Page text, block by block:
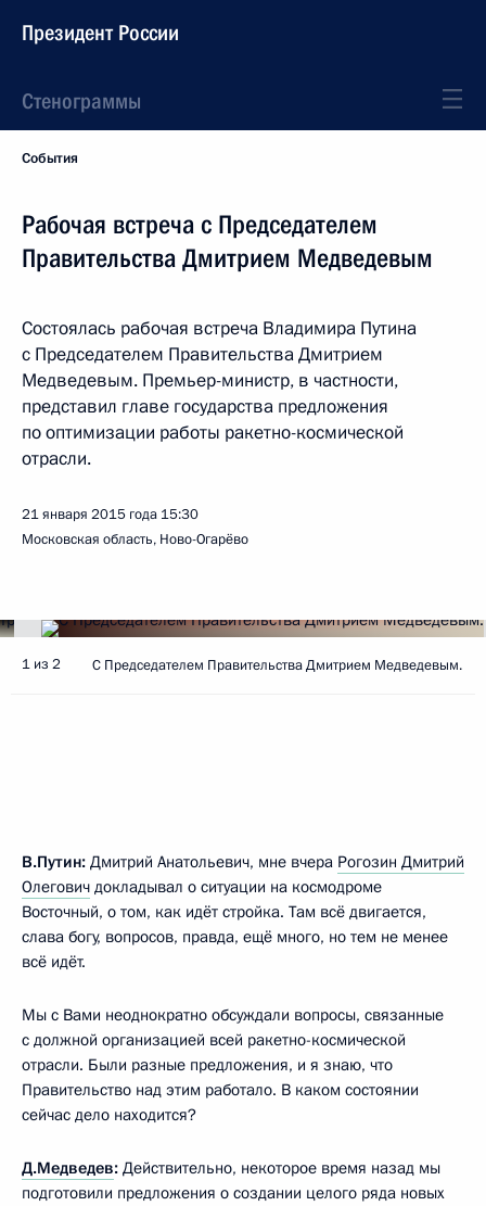
Президент России
Стенограммы
События
Рабочая встреча с Председателем
Правительства Дмитрием Медведевым
Состоялась рабочая встреча Владимира Путина
с Председателем Правительства Дмитрием
Медведевым. Премьер-министр, в частности,
представил главе государства предложения
по оптимизации работы ракетно-космической
отрасли.
21 января 2015 года 15:30
Московская область, Ново-Огарёво
1 из 2 С Председателем Правительства Дмитрием Медведевым.
В.Путин: Дмитрий Анатольевич, мне вчера Рогозин Дмитрий
Олегович докладывал о ситуации на космодроме
Восточный, о том, как идёт стройка. Там всё двигается,
слава богу, вопросов, правда, ещё много, но тем не менее
всё идёт.
Мы с Вами неоднократно обсуждали вопросы, связанные
с должной организацией всей ракетно-космической
отрасли. Были разные предложения, и я знаю, что
Правительство над этим работало. В каком состоянии
сейчас дело находится?
Д.Медведев: Действительно, некоторое время назад мы
подготовили предложения о создании целого ряда новых